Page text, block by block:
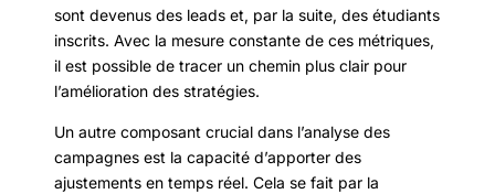
sont devenus des leads et, par la suite, des étudiants
inscrits. Avec la mesure constante de ces métriques,
il est possible de tracer un chemin plus clair pour
l’amélioration des stratégies.
Un autre composant crucial dans l’analyse des
campagnes est la capacité d’apporter des
ajustements en temps réel. Cela se fait par la